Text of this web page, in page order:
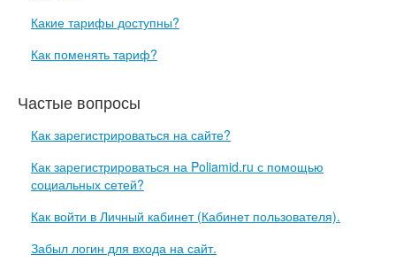
Какие тарифы доступны?
Как поменять тариф?
Частые вопросы
Как зарегистрироваться на сайте?
Как зарегистрироваться на Poliamid.ru с помощью
социальных сетей?
Как войти в Личный кабинет (Кабинет пользователя).
Забыл логин для входа на сайт.